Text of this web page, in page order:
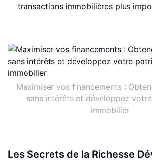
transactions immobilières plus
Maximiser vos financements :
sans intérêts et développez
immobilier
Les Secrets de la Richesse